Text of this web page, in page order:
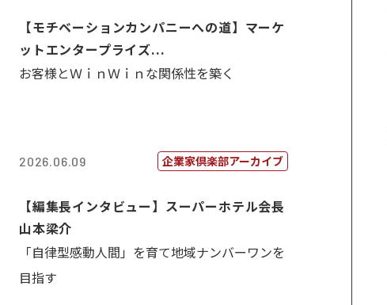
【モチベーションカンパニーへの道】マーケ
ットエンタープライズ...
お客様とＷｉｎＷｉｎな関係性を築く
2026.06.09 企業家倶楽部アーカイブ
【編集長インタビュー】スーパーホテル会長
山本梁介
「自律型感動人間」を育て地域ナンバーワンを
目指す